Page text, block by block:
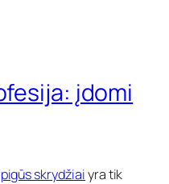
įdomi
pigūs skrydžiaiyra tik